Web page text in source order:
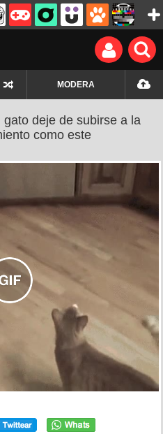
MODERA
deje de subirse a la
como este